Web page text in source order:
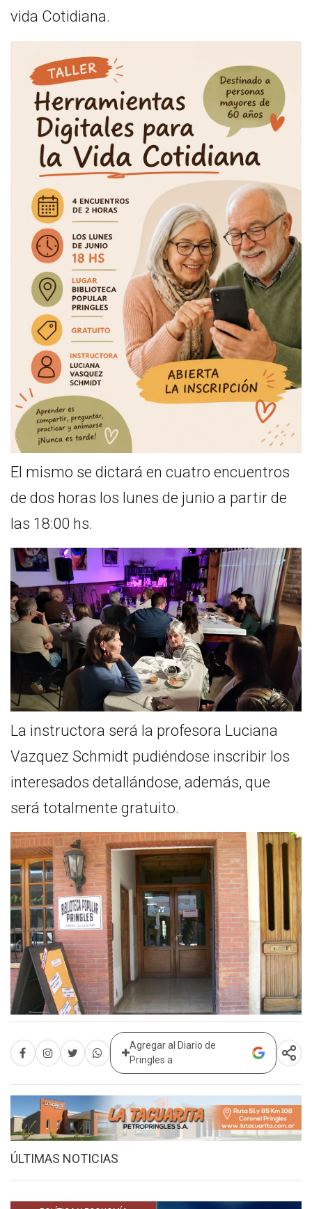
vida Cotidiana.
El mismo se dictará en cuatro encuentros
de dos horas los lunes de junio a partir de
las 18:00 hs.
La instructora será la profesora Luciana
Vazquez Schmidt pudiéndose inscribir los
interesados detallándose, además, que
será totalmente gratuito.
Agregar al Diario de
Pringles a
ÚLTIMAS NOTICIAS